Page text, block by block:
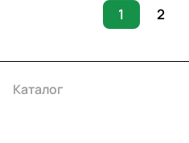
1 2
Каталог